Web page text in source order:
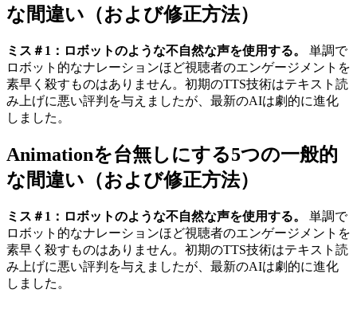
な間違い（および修正方法）
ミス＃1：ロボットのような不自然な声を使用する。
単調で
ロボット的なナレーションほど視聴者のエンゲージメントを
素早く殺すものはありません。初期のTTS技術はテキスト読
み上げに悪い評判を与えましたが、最新のAIは劇的に進化
しました。
Animationを台無しにする5つの一般的
な間違い（および修正方法）
ミス＃1：ロボットのような不自然な声を使用する。
単調で
ロボット的なナレーションほど視聴者のエンゲージメントを
素早く殺すものはありません。初期のTTS技術はテキスト読
み上げに悪い評判を与えましたが、最新のAIは劇的に進化
しました。